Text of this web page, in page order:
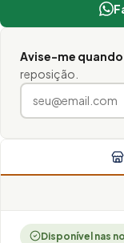
Avise-me
reposição.
Disponível nas